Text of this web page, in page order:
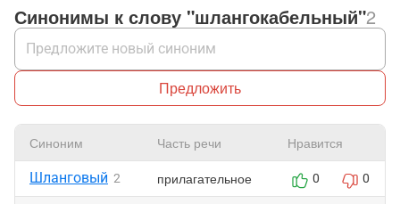
Синонимы к слову "шлангокабельный"2
Предложить
Синоним Часть речи Нравится
Шланговый 2 прилагательное 0 0